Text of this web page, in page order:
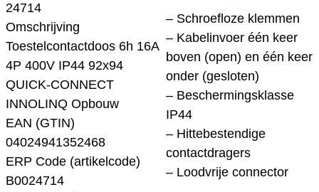
– Schroefloze klemmen
– Kabelinvoer één keer
boven (open) en één keer
onder (gesloten)
– Beschermingsklasse
IP44
– Hittebestendige
contactdragers
– Loodvrije connector
24714
Omschrijving
Toestelcontactdoos 6h 16A
4P 400V IP44 92x94
QUICK-CONNECT
INNOLINQ Opbouw
EAN (GTIN)
04024941352468
ERP Code (artikelcode)
B0024714